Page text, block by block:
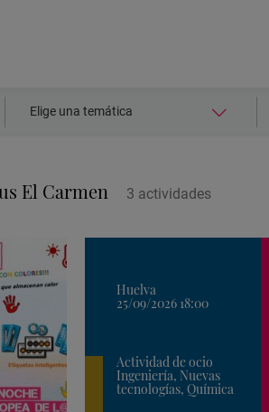
Seleccionar
Elige una temática
El Carmen 3 actividades
Huelva
25/09/2026 18:00
Actividad de ocio
Ingeniería, Nuevas
tecnologías, Química